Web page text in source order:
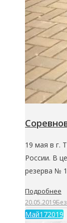
19 мая в г.
России. В
резерва №
Подробнее
20.05.2019
Май172019